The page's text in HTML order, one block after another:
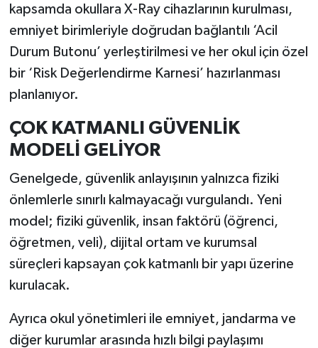
kapsamda okullara X-Ray cihazlarının kurulması,
emniyet birimleriyle doğrudan bağlantılı ‘Acil
Durum Butonu’ yerleştirilmesi ve her okul için özel
bir ‘Risk Değerlendirme Karnesi’ hazırlanması
planlanıyor.
ÇOK KATMANLI GÜVENLİK
MODELİ GELİYOR
Genelgede, güvenlik anlayışının yalnızca fiziki
önlemlerle sınırlı kalmayacağı vurgulandı. Yeni
model; fiziki güvenlik, insan faktörü (öğrenci,
öğretmen, veli), dijital ortam ve kurumsal
süreçleri kapsayan çok katmanlı bir yapı üzerine
kurulacak.
Ayrıca okul yönetimleri ile emniyet, jandarma ve
diğer kurumlar arasında hızlı bilgi paylaşımı